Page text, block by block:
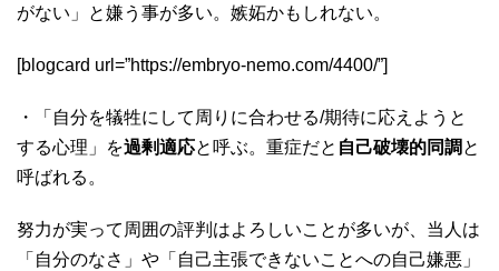
がない」と嫌う事が多い。嫉妬かもしれない。
[blogcard url=”https://embryo-nemo.com/4400/”]
・「自分を犠牲にして周りに合わせる/期待に応えようと
する心理」を過剰適応と呼ぶ。重症だと 自己破壊的同調 と
呼ばれる。
努力が実って周囲の評判はよろしいことが多いが、当人は
「自分のなさ」や「自己主張できないことへの自己嫌悪」